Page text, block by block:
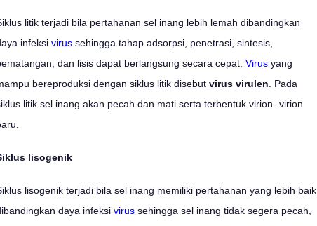
litik terjadi bila pertahanan sel inang lebih lemah dibandingkan
infeksi virus sehingga tahap adsorpsi, penetrasi, sintesis,
dan lisis dapat berlangsung secara cepat. Virus yang
bereproduksi dengan siklus litik disebut virus virulen . Pada
litik sel inang akan pecah dan mati serta terbentuk virion- virion
lisogenik
lisogenik terjadi bila sel inang memiliki pertahanan yang lebih baik
daya infeksi virus sehingga sel inang tidak segera pecah,